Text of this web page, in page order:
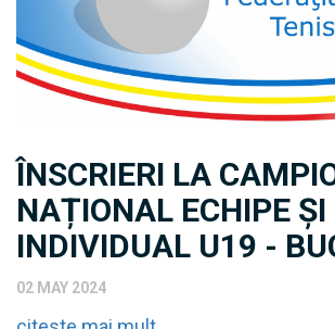
ÎNSCRIERI LA
NAȚIONAL ECHIPE ȘI
INDIVIDUAL U19 -
02 MAY 2024